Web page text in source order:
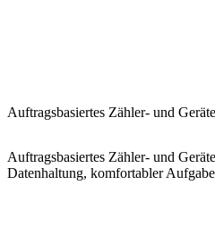
Auftragsbasiertes Zähler- und
Auftragsbasiertes Zähler- und
Datenhaltung, komfortabler